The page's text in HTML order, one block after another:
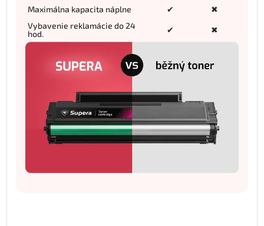
Maximálna kapacita náplne ✔
✖
Vybavenie reklamácie do 24
hod.
✔ ✖